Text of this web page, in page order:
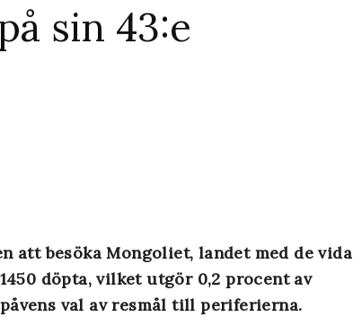
sin 43:e
att besöka Mongoliet, landet med de vida
döpta, vilket utgör 0,2 procent av
val av resmål till periferierna.